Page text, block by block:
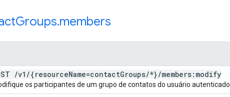
Groups.members
/v1 /{resourceName=contactGroups/*}/members:modify
os participantes de um grupo de contatos do usuário autenticado.